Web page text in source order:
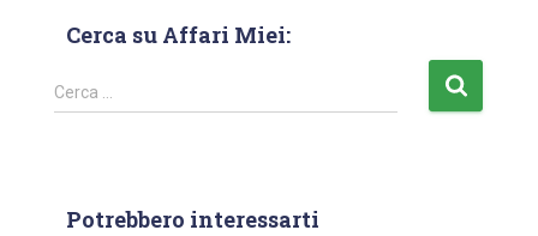
Cerca su Affari Miei:
Cerca …
Potrebbero interessarti